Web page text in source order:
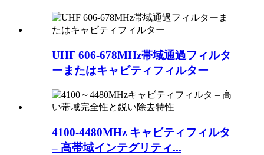
UHF 606-678MHz帯域通過フィルタ
ーまたはキャビティフィルター
4100-4480MHz キャビティフィルタ
– 高帯域インテグリティ...